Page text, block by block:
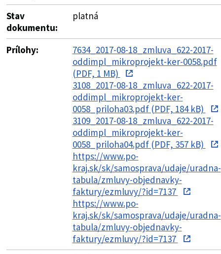
Stav
dokumentu:
platná
Prílohy:
7634_2017-08-18_zmluva_622-2017-
oddimpl_mikroprojekt-ker-0058.pdf
(PDF, 1 MB)
3108_2017-08-18_zmluva_622-2017-
oddimpl_mikroprojekt-ker-
0058_priloha03.pdf (PDF, 184 kB)
3109_2017-08-18_zmluva_622-2017-
oddimpl_mikroprojekt-ker-
0058_priloha04.pdf (PDF, 357 kB)
https://www.po-
kraj.sk/sk/samosprava/udaje/uradna-
tabula/zmluvy-objednavky-
faktury/ezmluvy/?id=7137
https://www.po-
kraj.sk/sk/samosprava/udaje/uradna-
tabula/zmluvy-objednavky-
faktury/ezmluvy/?id=7137